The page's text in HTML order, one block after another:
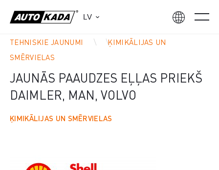
LV
TEHNISKIE JAUNUMI
ĶIMIKĀLIJAS UN
SMĒRVIELAS
JAUNĀS PAAUDZES EĻĻAS PRIEKŠ
DAIMLER, MAN, VOLVO
ĶIMIKĀLIJAS UN SMĒRVIELAS